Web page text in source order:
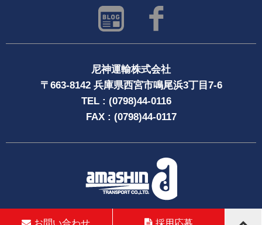
尼神運輸株式会社
〒663-8142 兵庫県西宮市鳴尾浜3丁目7-6
TEL : (0798)44-0116
FAX : (0798)44-0117
Copyright © 兵庫の尼神運輸株式会社 | amashin transport co.,ltd
お問い合わせ 採用応募